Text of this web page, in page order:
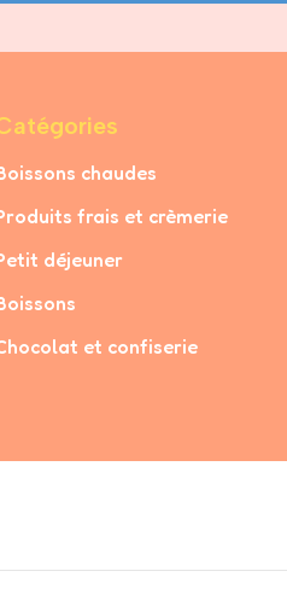
chaudes
frais et crèmerie
déjeuner
et confiserie